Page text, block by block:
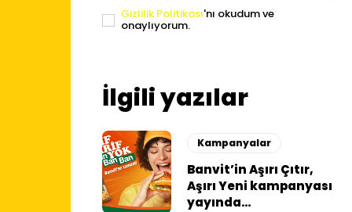
Gizlilik Politikası'nı okudum ve
onaylıyorum.
İlgili yazılar
Kampanyalar
Banvit’in Aşırı Çıtır,
Aşırı Yeni kampanyası
yayında…